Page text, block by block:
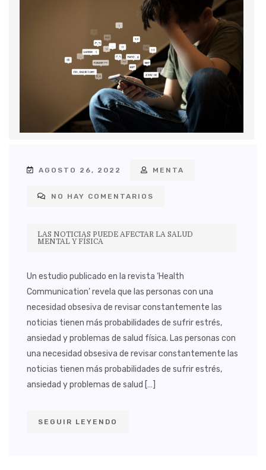
AGOSTO 26, 2022 MENTA
NO HAY COMENTARIOS
LAS NOTICIAS PUEDE AFECTAR LA SALUD
MENTAL Y FÍSICA
Un estudio publicado en la revista ‘Health
Communication’ revela que las personas con una
necesidad obsesiva de revisar constantemente las
noticias tienen más probabilidades de sufrir estrés,
ansiedad y problemas de salud física. Las personas con
una necesidad obsesiva de revisar constantemente las
noticias tienen más probabilidades de sufrir estrés,
ansiedad y problemas de salud […]
SEGUIR LEYENDO